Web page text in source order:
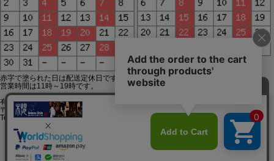
赤字で塗られた日は配送定休日です。
営業時間は11時～19時です。
有限会社ジップジップ SakuraStyle通販事業部
〒650-0021 神戸市中央区三宮町3-9-19イトウビル1,4F
Tel:078-332-2013 FAX:078-333-6644